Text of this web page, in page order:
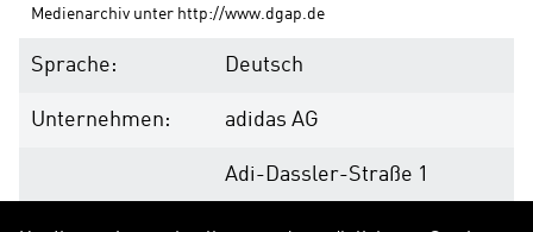
Medienarchiv unter http://www.dgap.de
Sprache: Deutsch
Unternehmen: adidas AG
Adi-Dassler-Straße 1